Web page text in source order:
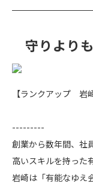
守りより
【ランクアップ 岩
---------
創業から数年間、社
高いスキルを持った
岩崎は「有能なゆえ